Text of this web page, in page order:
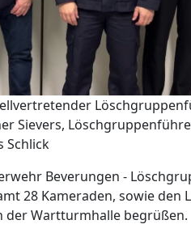
Sievers,
Schlick
Beverungen -
28 Kameraden, sowie den
der Wartturmhalle begrüßen.